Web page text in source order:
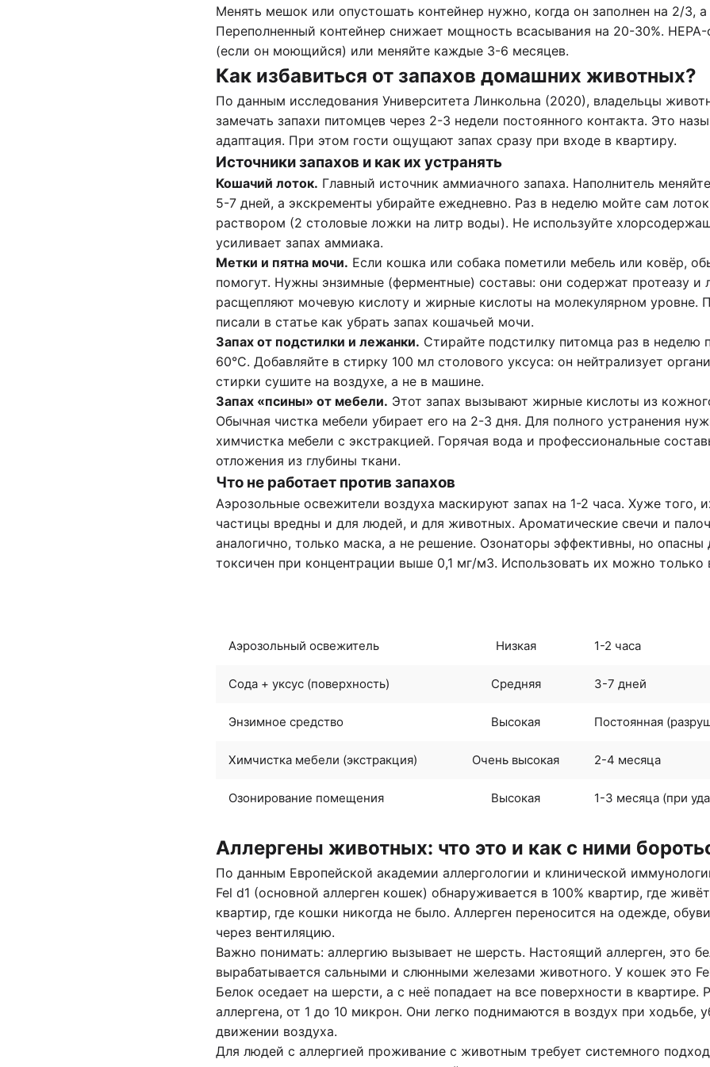
Менять мешок или опустошать контейнер нужно, когда он заполнен на 2/3, а
Переполненный контейнер снижает мощность всасывания на 20-30%.
(если он моющийся) или меняйте каждые 3-6 месяцев.
Как избавиться от запахов домашних животных?
По данным исследования Университета Линкольна (2020), владельцы
замечать запахи питомцев через 2-3 недели постоянного контакта. Это
адаптация. При этом гости ощущают запах сразу при входе в квартиру.
Источники запахов и как их устранять
Кошачий лоток. Главный источник аммиачного запаха. Наполнитель
5-7 дней, а экскременты убирайте ежедневно. Раз в неделю мойте сам
раствором (2 столовые ложки на литр воды). Не используйте
усиливает запах аммиака.
Метки и пятна мочи. Если кошка или собака пометили мебель или ковёр,
помогут. Нужны энзимные (ферментные) составы: они содержат протеазу и
расщепляют мочевую кислоту и жирные кислоты на молекулярном уровне.
писали в статье как убрать запах кошачьей мочи.
Запах от подстилки и лежанки. Стирайте подстилку питомца раз в неделю
60°C. Добавляйте в стирку 100 мл столового уксуса: он нейтрализует
стирки сушите на воздухе, а не в машине.
Запах «псины» от мебели. Этот запах вызывают жирные кислоты из
Обычная чистка мебели убирает его на 2-3 дня. Для полного устранения
химчистка мебели с экстракцией. Горячая вода и профессиональные
отложения из глубины ткани.
Что не работает против запахов
Аэрозольные освежители воздуха маскируют запах на 1-2 часа. Хуже того,
частицы вредны и для людей, и для животных. Ароматические свечи и
аналогично, только маска, а не решение. Озонаторы эффективны, но опасны
токсичен при концентрации выше 0,1 мг/м3. Использовать их можно
Аэрозольный освежитель Низкая 1-2 часа
Сода + уксус (поверхность) Средняя 3-7 дней
Энзимное средство Высокая Постоянная
Химчистка мебели (экстракция) Очень высокая 2-4 месяца
Озонирование помещения Высокая 1-3 месяца (при
Аллергены животных: что это и как с ними
По данным Европейской академии аллергологии и клинической
Fel d1 (основной аллерген кошек) обнаруживается в 100% квартир, где
квартир, где кошки никогда не было. Аллерген переносится на одежде,
через вентиляцию.
Важно понимать: аллергию вызывает не шерсть. Настоящий аллерген, это
вырабатывается сальными и слюнными железами животного. У кошек это Fel
Белок оседает на шерсти, а с неё попадает на все поверхности в квартире.
аллергена, от 1 до 10 микрон. Они легко поднимаются в воздух при ходьбе,
движении воздуха.
Для людей с аллергией проживание с животным требует системного